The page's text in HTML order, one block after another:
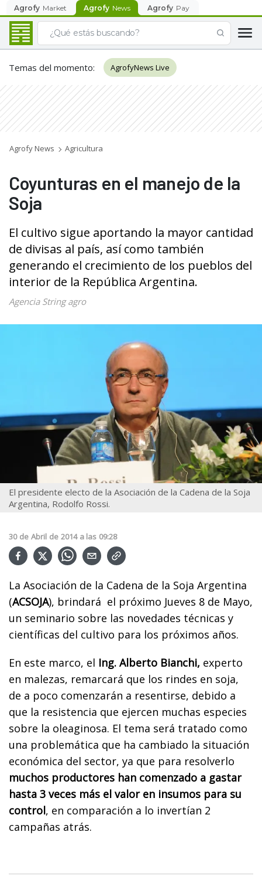
Agrofy Market Agrofy News Agrofy Pay
Temas del momento: AgrofyNews Live
Agrofy News Agricultura
Coyunturas en el manejo de la
Soja
El cultivo sigue aportando la mayor cantidad
de divisas al país, así como también
generando el crecimiento de los pueblos del
interior de la República Argentina.
Agencia String agro
El presidente electo de la Asociación de la Cadena de la Soja
Argentina, Rodolfo Rossi.
30 de Abril de 2014 a las 09:28
La Asociación de la Cadena de la Soja Argentina
(ACSOJA), brindará el próximo Jueves 8 de Mayo,
un seminario sobre las novedades técnicas y
científicas del cultivo para los próximos años.
En este marco, el Ing. Alberto Bianchi, experto
en malezas, remarcará que los rindes en soja,
de a poco comenzarán a resentirse, debido a
que la resistencia que ejercen muchas especies
sobre la oleaginosa. El tema será tratado como
una problemática que ha cambiado la situación
económica del sector, ya que para resolverlo
muchos productores han comenzado a gastar
hasta 3 veces más el valor en insumos para su
control, en comparación a lo invertían 2
campañas atrás.